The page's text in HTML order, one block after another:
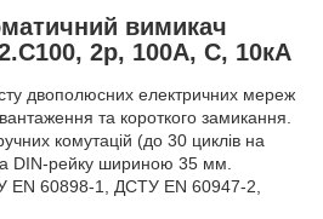
вимикач
2р, 100А, C, 10кА
двополюсних електричних мереж
та короткого замикання.
комутацій (до 30 циклів на
DIN-рейку шириною 35 мм.
EN 60898-1, ДСТУ EN 60947-2,